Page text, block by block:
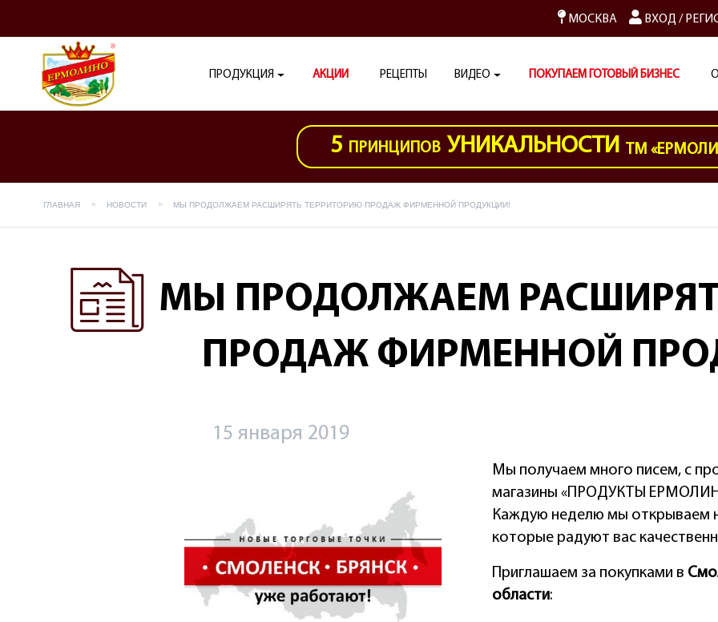
МОСКВА ВХОД/
ПРОДУКЦИЯ АКЦИИ РЕЦЕПТЫ ВИДЕО ПОКУПАЕМ ГОТОВЫЙ БИЗНЕС
5 ПРИНЦИПОВ УНИКАЛЬНОСТИ ТМ
ГЛАВНАЯ НОВОСТИ МЫ ПРОДОЛЖАЕМ РАСШИРЯТЬ ТЕРРИТОРИЮ ПРОДАЖ ФИРМЕННОЙ ПРОДУКЦИИ!
МЫ ПРОДОЛЖАЕМ
ПРОДАЖ ФИРМЕННОЙ
15 января 2019
Мы получаем много писем, с
магазины «ПРОДУКТЫ
Каждую неделю мы открываем
которые радуют вас
Приглашаем за покупками в
области: